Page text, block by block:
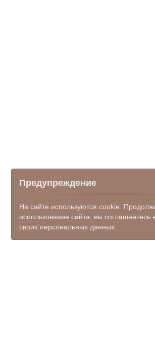
Предупреждение
На сайте используются cookie.
использование сайта, вы соглашаетесь
своих персональных данных.